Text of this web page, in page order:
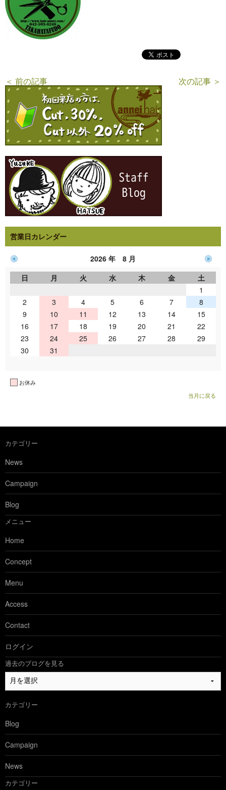
＜ 前の記事 次の記事 ＞
営業日カレンダー
2026 年 8 月
日
月 火 水 木 金
土
1
2
3 4 5 6 7
8
9
10 11 12 13 14
15
16
17 18 19 20 21
22
23
24 25 26 27 28
29
30
31
お休み
当月に戻る
カテゴリー
News
Campaign
Blog
メニュー
Home
Concept
Menu
Access
Contact
ログイン
過去のブログを見る
過
去
ブ
ロ
グ
を
見
る
カテゴリー
Blog
Campaign
News
カテゴリー